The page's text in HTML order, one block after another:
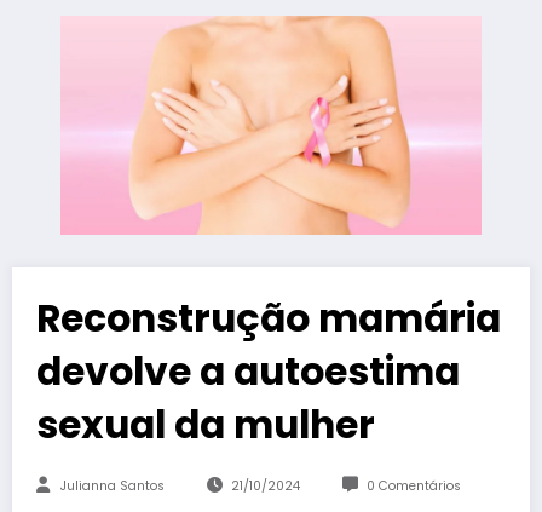
Reconstrução mamária
devolve a autoestima
sexual da mulher
Julianna Santos 21/10/2024 0 Comentários